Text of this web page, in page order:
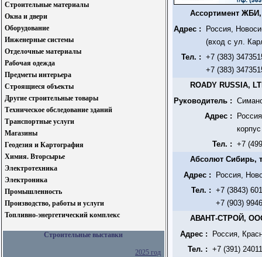
Строительные материалы
Окна и двери
Оборудование
Инженерные системы
Отделочные материалы
Рабочая одежда
Предметы интерьера
Строящиеся объекты
Другие строительные товары
Техническое обследование зданий
Транспортные услуги
Магазины
Геодезия и Картография
Химия. Вторсырье
Электротехника
Электроника
Промышленность
Производство, работы и услуги
Топливно-энергетический комплекс
Строительные выставки
2025 год
Ассортимент
Адрес :
Россия,
(вход с ул.
Тел. : +7 (383)
+7 (383)
ROADY RUSSIA,
Руководитель :
Адрес :
Тел. : +7
Абсолют Сибирь,
Адрес :
Россия,
Тел. : +7 (3843)
+7 (903)
АВАНТ-СТРОЙ,
Адрес :
Россия,
Тел. : +7 (391)